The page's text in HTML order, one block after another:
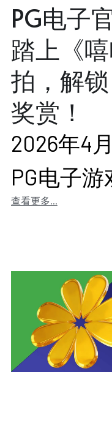
PG电子
踏上《
拍，解
奖赏！
2026年4
PG电子游
查看更多...